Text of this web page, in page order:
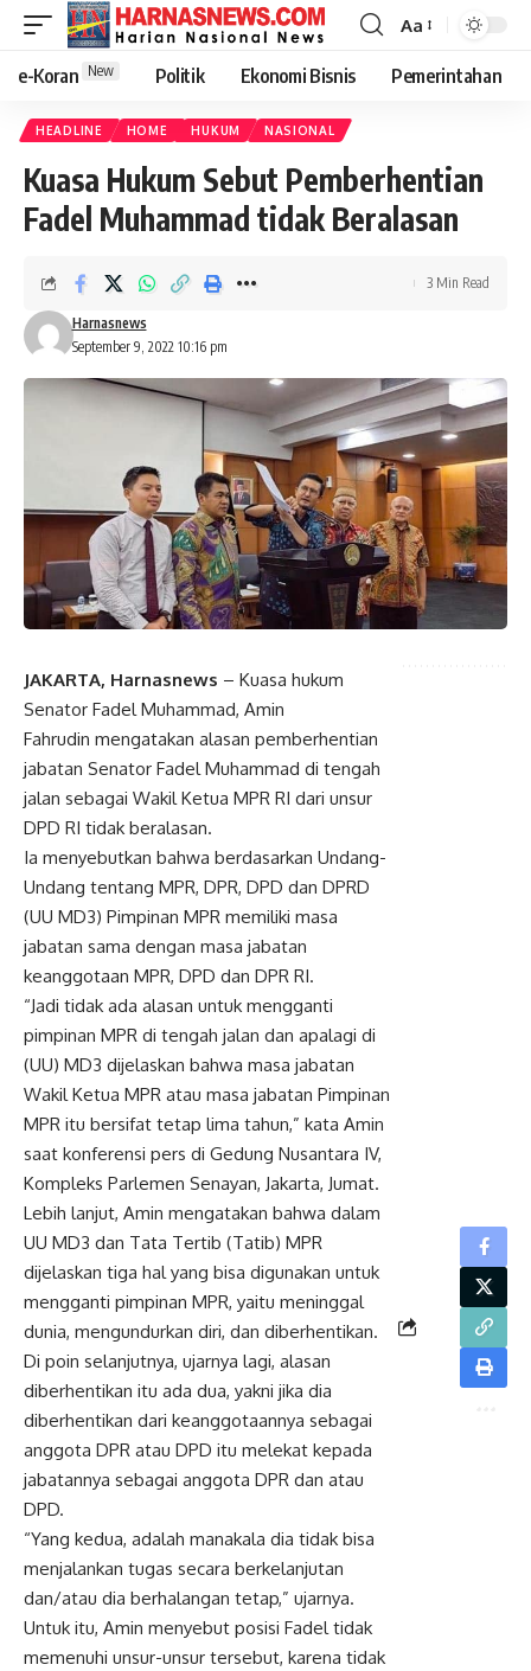
Aa
e-Koran New Politik Ekonomi Bisnis Pemerintahan
HEADLINE HOME HUKUM NASIONAL
Kuasa Hukum Sebut Pemberhentian
Fadel Muhammad tidak Beralasan
September 9, 2022 10:16 pm
Harnasnews
3 Min Read
JAKARTA, Harnasnews – Kuasa hukum
Senator Fadel Muhammad, Amin
Fahrudin mengatakan alasan pemberhentian
jabatan Senator Fadel Muhammad di tengah
jalan sebagai Wakil Ketua MPR RI dari unsur
DPD RI tidak beralasan.
Ia menyebutkan bahwa berdasarkan Undang-
Undang tentang MPR, DPR, DPD dan DPRD
(UU MD3) Pimpinan MPR memiliki masa
jabatan sama dengan masa jabatan
keanggotaan MPR, DPD dan DPR RI.
“Jadi tidak ada alasan untuk mengganti
pimpinan MPR di tengah jalan dan apalagi di
(UU) MD3 dijelaskan bahwa masa jabatan
Wakil Ketua MPR atau masa jabatan Pimpinan
MPR itu bersifat tetap lima tahun,” kata Amin
saat konferensi pers di Gedung Nusantara IV,
Kompleks Parlemen Senayan, Jakarta, Jumat.
Lebih lanjut, Amin mengatakan bahwa dalam
UU MD3 dan Tata Tertib (Tatib) MPR
dijelaskan tiga hal yang bisa digunakan untuk
mengganti pimpinan MPR, yaitu meninggal
dunia, mengundurkan diri, dan diberhentikan.
Di poin selanjutnya, ujarnya lagi, alasan
diberhentikan itu ada dua, yakni jika dia
diberhentikan dari keanggotaannya sebagai
anggota DPR atau DPD itu melekat kepada
jabatannya sebagai anggota DPR dan atau
DPD.
“Yang kedua, adalah manakala dia tidak bisa
menjalankan tugas secara berkelanjutan
dan/atau dia berhalangan tetap,” ujarnya.
Untuk itu, Amin menyebut posisi Fadel tidak
memenuhi unsur-unsur tersebut, karena tidak